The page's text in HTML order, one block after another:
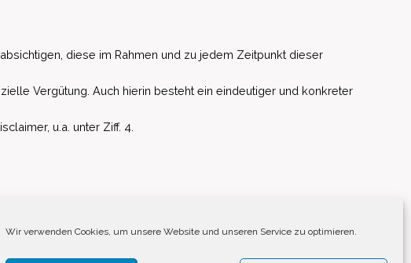
Wir verwenden Cookies, um unsere Website und unseren Service zu optimieren.
diese im Rahmen und zu jedem Zeitpunkt dieser
Vergütung. Auch hierin besteht ein eindeutiger und konkreter
u.a. unter Ziff. 4.
(EU)